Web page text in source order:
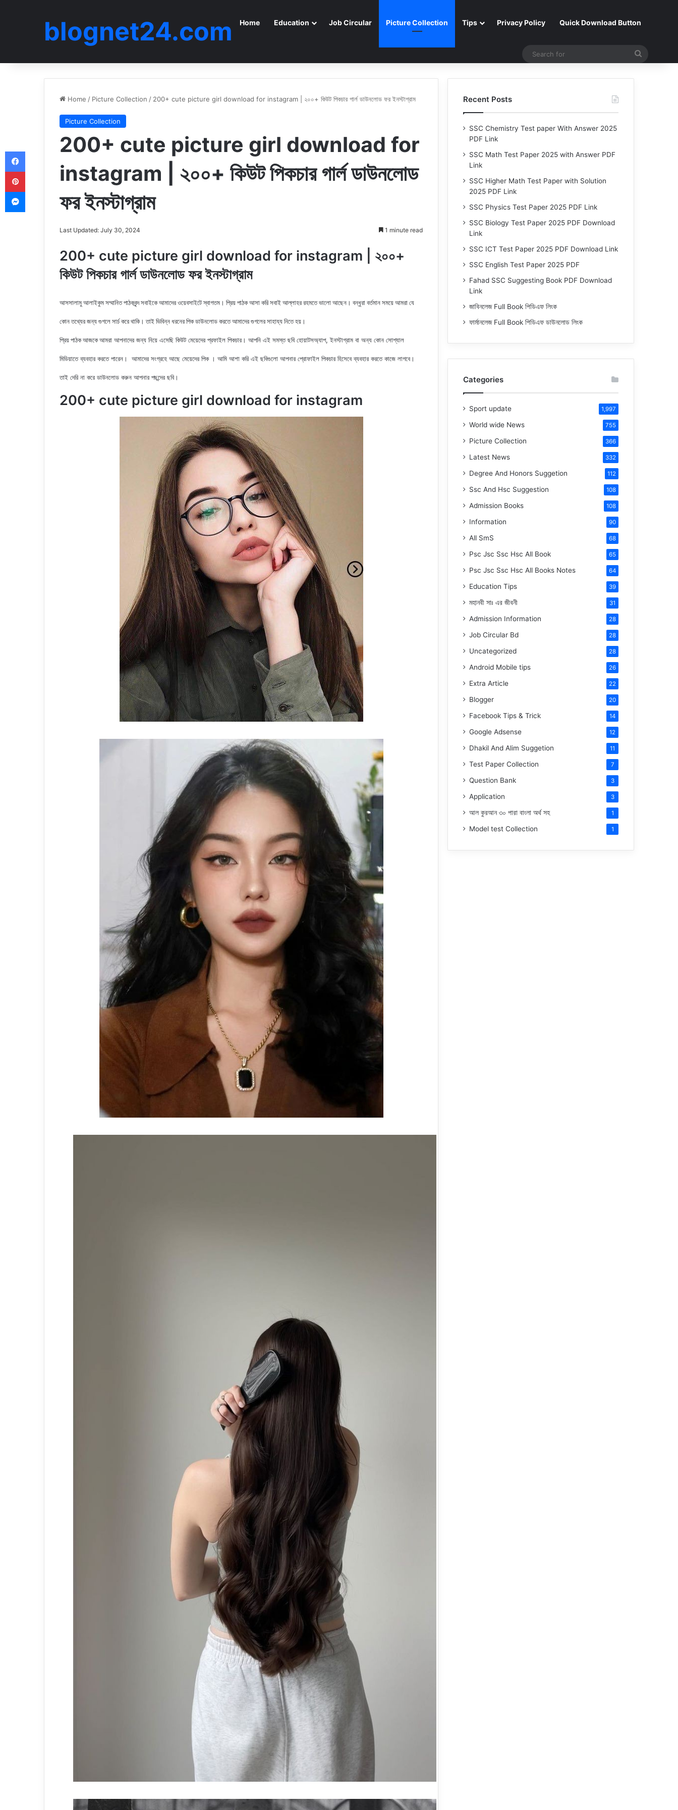
blognet24.com Home Education Job Circular Picture Collection Tips Privacy Policy Quick Download Button
Home / Picture Collection / 200+ cute picture girl download for instagram | ২০০+ কিউট পিকচার গার্ল ডাউনলোড ফর ইনস্টাগ্রাম
Picture Collection
200+ cute picture girl download for
instagram | ২০০+ কিউট পিকচার গার্ল ডাউনলোড
ফর ইনস্টাগ্রাম
Last Updated: July 30, 2024 1 minute read
200+ cute picture girl download for instagram | ২০০+
কিউট পিকচার গার্ল ডাউনলোড ফর ইনস্টাগ্রাম
আসসালামু আলাইকুম সম্মানিত পাঠকবৃন্দ সবাইকে আমাদের ওয়েবসাইটে স্বাগতম। প্রিয় পাঠক আসা করি সবাই আল্লাহর রহমতে ভালো আছেন। বন্ধুরা বর্তমান সময়ে আমরা যে
কোন তথ্যের জন্য গুগলে সার্চ করে থাকি। তাই ভিবিন্ন ধরনের পিক ডাউনলোড করতে আমাদের গুগলের সাহায্য নিতে হয়।
প্রিয় পাঠক আজকেআমরা আপনাদের জন্য নিয়ে এসেছি কিউট মেয়েদের প্রফাইল পিকচার। আপনি এই সমস্ত ছবি হোয়াটসঅ্যাপ, ইনস্টাগ্রাম বা অন্য কোন সোশ্যাল
মিডিয়াতে ব্যবহার করতে পারেন। আমাদের সংগ্রহে আছে মেয়েদের পিক । আমি আশা করি এই ছবিগুলো আপনার প্রোফাইল পিকচার হিসেবে ব্যবহার করতে কাজে লাগবে।
তাই দেরি না করে ডাউনলোড করুন আপনার পছন্দের ছবি।
200+ cute picture girl download for instagram
Recent Posts
SSC Chemistry Test paper With Answer 2025
PDF Link
SSC Math Test Paper 2025 with Answer PDF
Link
SSC Higher Math Test Paper with Solution
2025 PDF Link
SSC Physics Test Paper 2025 PDF Link
SSC Biology Test Paper 2025 PDF Download
Link
SSC ICT Test Paper 2025 PDF Download Link
SSC English Test Paper 2025 PDF
Fahad SSC Suggesting Book PDF Download
Link
জাবিনলেজ Full Book পিডিএফ লিংক
ফার্মানলেজ Full Book পিডিএফ ডাউনলোড লিংক
Categories
Sport update 1,997
World wide News 755
Picture Collection 366
Latest News 332
Degree And Honors Suggetion 112
Ssc And Hsc Suggestion 108
Admission Books 108
Information 90
All SmS 68
Psc Jsc Ssc Hsc All Book 65
Psc Jsc Ssc Hsc All Books Notes 64
Education Tips 39
মহানবীসাঃ এর জীবনী 31
Admission Information 28
Job Circular Bd 28
Uncategorized 28
Android Mobile tips 26
Extra Article 22
Blogger 20
Facebook Tips & Trick 14
Google Adsense 12
Dhakil And Alim Suggetion 11
Test Paper Collection 7
Question Bank 3
Application 3
আল কুরআন ৩০ পারা বাংলা অর্থ সহ 1
Model test Collection 1
Facebook
Pinterest
Messenger